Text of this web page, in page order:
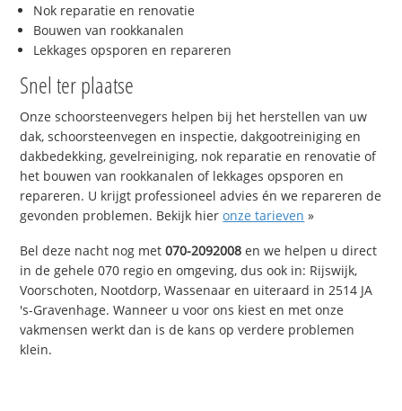
Nok reparatie en renovatie
Bouwen van rookkanalen
Lekkages opsporen en repareren
Snel ter plaatse
Onze schoorsteenvegers helpen bij het herstellen van uw
dak, schoorsteenvegen en inspectie, dakgootreiniging en
dakbedekking, gevelreiniging, nok reparatie en renovatie of
het bouwen van rookkanalen of lekkages opsporen en
repareren. U krijgt professioneel advies én we repareren de
gevonden problemen. Bekijk hieronze tarieven »
Bel deze nacht nog met070-2092008 en we helpen u direct
in de gehele 070 regio en omgeving, dus ook in: Rijswijk,
Voorschoten, Nootdorp, Wassenaar en uiteraard in 2514 JA
's-Gravenhage. Wanneer u voor ons kiest en met onze
vakmensen werkt dan is de kans op verdere problemen
klein.